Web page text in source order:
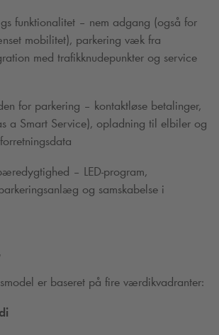
funktionalitet – nem adgang (også for
mobilitet), parkering væk fra
med trafikknudepunkter og service
for parkering – kontaktløse betalinger,
a Smart Service), opladning til elbiler og
– LED-program,
og samskabelse i
er baseret på fire værdikvadranter: